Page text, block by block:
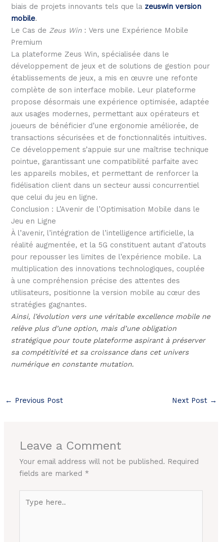
biais de projets innovants tels que la zeuswin version
mobile.
Le Cas de Zeus Win : Vers une Expérience Mobile
Premium
La plateforme Zeus Win, spécialisée dans le
développement de jeux et de solutions de gestion pour
établissements de jeux, a mis en œuvre une refonte
complète de son interface mobile. Leur plateforme
propose désormais une expérience optimisée, adaptée
aux usages modernes, permettant aux opérateurs et
joueurs de bénéficier d’une ergonomie améliorée, de
transactions sécurisées et de fonctionnalités intuitives.
Ce développement s’appuie sur une maîtrise technique
pointue, garantissant une compatibilité parfaite avec
les appareils mobiles, et permettant de renforcer la
fidélisation client dans un secteur aussi concurrentiel
que celui du jeu en ligne.
Conclusion : L’Avenir de l’Optimisation Mobile dans le
Jeu en Ligne
À l’avenir, l’intégration de l’intelligence artificielle, la
réalité augmentée, et la 5G constituent autant d’atouts
pour repousser les limites de l’expérience mobile. La
multiplication des innovations technologiques, couplée
à une compréhension précise des attentes des
utilisateurs, positionne la version mobile au cœur des
stratégies gagnantes.
Ainsi, l’évolution vers une véritable excellence mobile ne
relève plus d’une option, mais d’une obligation
stratégique pour toute plateforme aspirant à préserver
sa compétitivité et sa croissance dans cet univers
numérique en constante mutation.
← Previous Post Next Post →
Leave a Comment
Your email address will not be published. Required
fields are marked *
here..